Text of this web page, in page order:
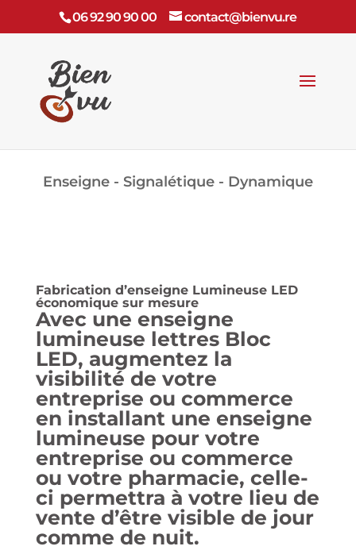
06 92 90 90 00 contact@bienvu.re
Enseigne - Signalétique - Dynamique
Fabrication d’enseigne Lumineuse LED
économique sur mesure
Avec une enseigne
lumineuse lettres Bloc
LED, augmentez la
visibilité de votre
entreprise ou commerce
en installant une enseigne
lumineuse pour votre
entreprise ou commerce
ou votre pharmacie, celle-
ci permettra à votre lieu de
vente d’être visible de jour
comme de nuit.